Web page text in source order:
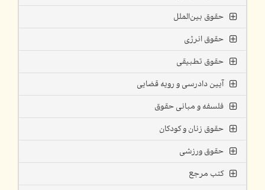
حقوق بین‌الملل
حقوق انرژی
حقوق تطبیقی
آیین دادرسی و رویه قضایی
فلسفه و مبانی حقوق
حقوق زنان و کودکان
حقوق ورزشی
کتب مرجع